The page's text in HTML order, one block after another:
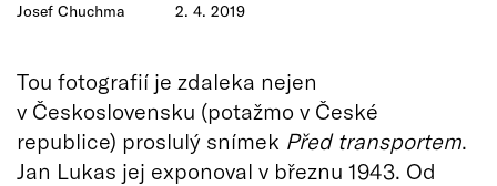
Josef Chuchma 2. 4. 2019
Tou fotografií je zdaleka nejen
v Československu (potažmo v České
republice) proslulý snímek Před transportem.
Jan Lukas jej exponoval v březnu 1943. Od